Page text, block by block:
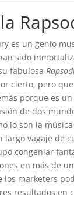
es un genio
sido
fabulosa
cierto, pero
porque es
de dos
lo son la
largo vagaje de
congeniar
en más de
los marketers
resultados en